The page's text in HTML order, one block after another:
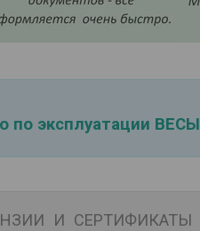
по эксплуатации ВЕСЫ
И СЕРТИФИКАТЫ